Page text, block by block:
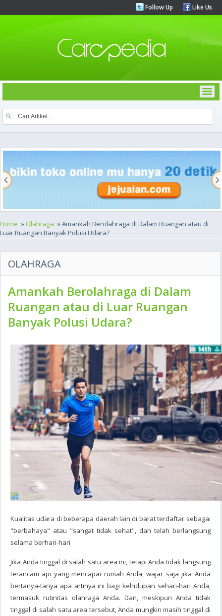
Follow Up Like Us
Home » Olahraga » Amankah Berolahraga di Dalam Ruangan atau di
Luar Ruangan Banyak Polusi Udara?
OLAHRAGA
Amankah Berolahraga di Dalam
Ruangan atau di Luar Ruangan
Banyak Polusi Udara?
Kualitas udara di beberapa daerah lain di barat terdaftar sebagai
"berbahaya" atau "sangat tidak sehat", dan telah berlangsung
selama berhari-hari
Jika Anda tinggal di salah satu area ini, tetapi Anda tidak langsung
terancam api yang mencapai rumah Anda, wajar saja jika Anda
bertanya-tanya apa artinya ini bagi kehidupan sehari-hari Anda,
termasuk rutinitas olahraga Anda. Dan, meskipun Anda tidak
tinggal di salah satu area tersebut, Anda mungkin masih tinggal di